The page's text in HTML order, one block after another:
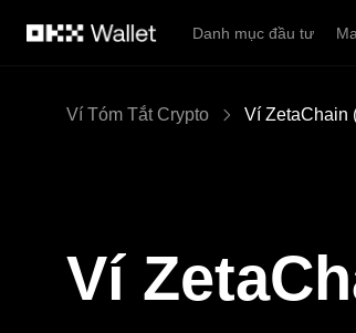
Danh mục đầu tư
Ví Tóm Tắt Crypto Ví ZetaChain
Ví